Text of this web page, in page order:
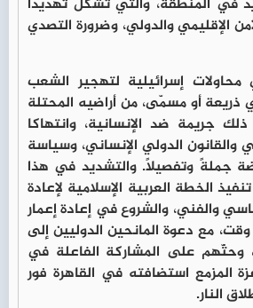
الإقليمي والدولي، وضرورة التصدي
أي محاولات إسرائيلية لتهجير الشعب
أو مسمّى، من أراضيه المحتلة
ذلك جريمة ضد الإنسانية، وانتهاكا
والقانون الدولي الإنساني، وسياسة
جملةً وتفصيلًا. والتشديد في هذا
الخطة العربية الإسلامية لإعادة
والفني، والشروع في إعادة إعمار
مع دعوة المانحين الدوليين إلى
وحثّهم على المشاركة الفاعلة في
المزمع استضافته في القاهرة فور
النار.